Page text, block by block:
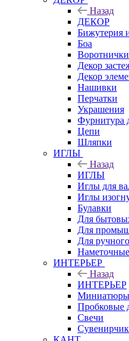
Назад
ДЕКОР
Бижутерия
Боа
Воротнички
Декор
Декор
Нашивки
Перчатки
Украшения
Фурнитура
Цепи
Шляпки
ИГЛЫ
Назад
ИГЛЫ
Иглы для
Иглы
Булавки
Для
Для
Для
Наметочные
ИНТЕРЬЕР
Назад
ИНТЕРЬЕР
Миниатюры
Пробковые
Свечи